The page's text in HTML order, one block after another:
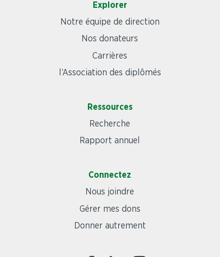
Explorer
Notre équipe de direction
Nos donateurs
Carrières
l’Association des diplômés
Ressources
Recherche
Rapport annuel
Connectez
Nous joindre
Gérer mes dons
Donner autrement